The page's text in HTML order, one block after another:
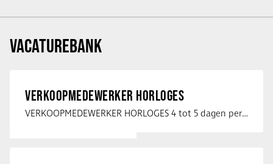
VACATUREBANK
VERKOOPMEDEWERKER HORLOGES
VERKOOPMEDEWERKER HORLOGES 4 tot 5 dagen per week Heb jij een passie voor …